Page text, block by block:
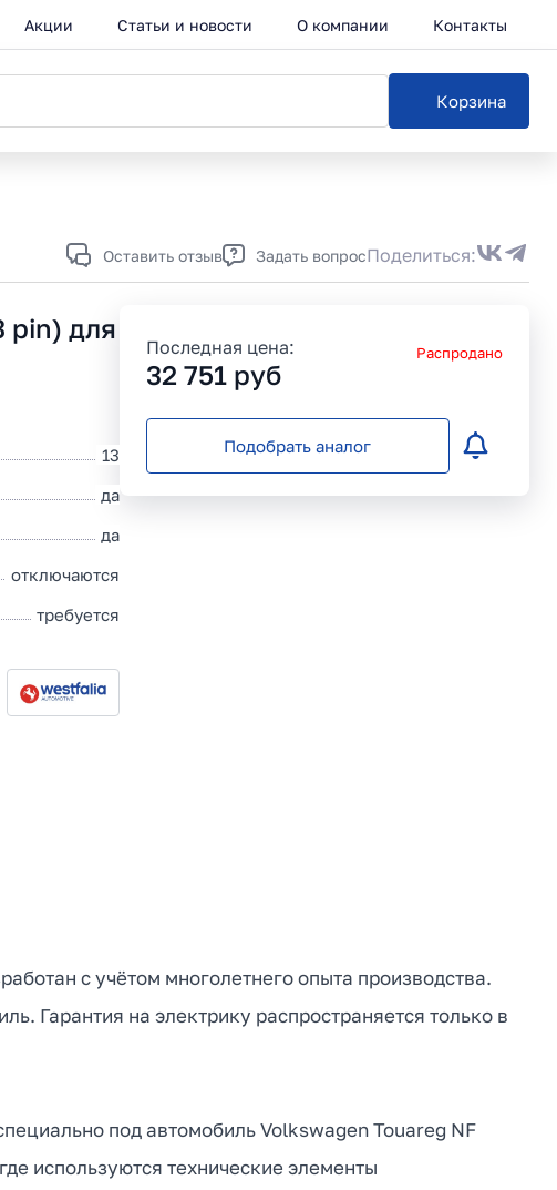
Акции Статьи и новости О компании Контакты
Корзина
Оставить отзыв Задать вопросПоделиться:
pin) для
13
да
да
отключаются
требуется
Последная цена:
32 751руб
Распродано
Подобрать аналог
с учётом многолетнего опыта производства.
Гарантия на электрику распространяется только в
под автомобиль Volkswagen Touareg NF
используются технические элементы